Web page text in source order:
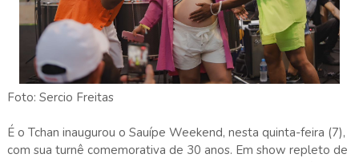
Foto: Sercio Freitas
É o Tchan inaugurou o Sauípe Weekend, nesta quinta-feira (7),
com sua turnê comemorativa de 30 anos. Em show repleto de